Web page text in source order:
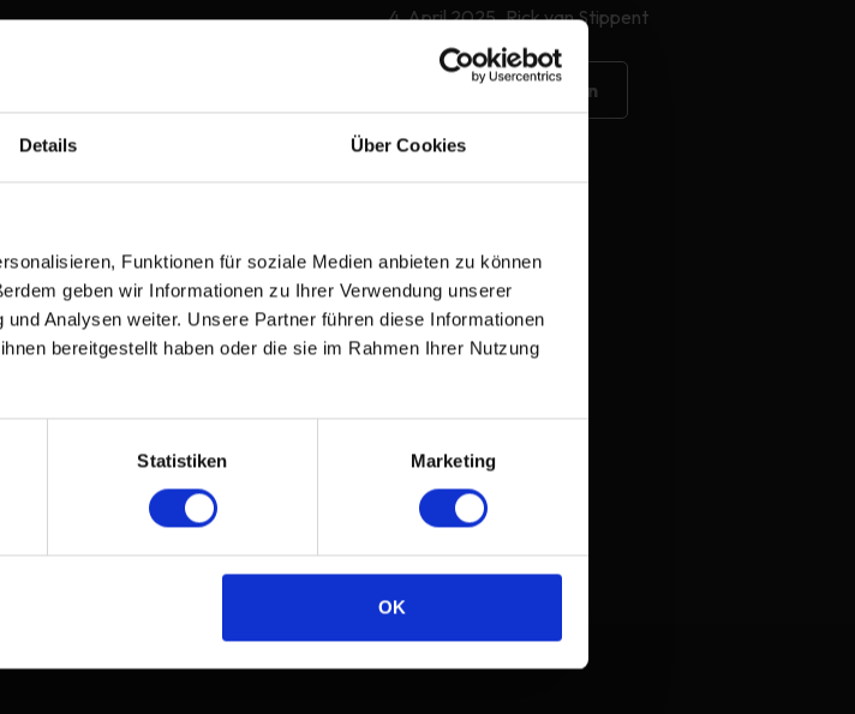
Details Über Cookies
Funktionen für soziale Medien anbieten zu können
geben wir Informationen zu Ihrer Verwendung unserer
Analysen weiter. Unsere Partner führen diese Informationen
bereitgestellt haben oder die sie im Rahmen Ihrer Nutzung
Statistiken Marketing
OK
4. April 2025 Rick van Stippent
Erklärung anzeigen